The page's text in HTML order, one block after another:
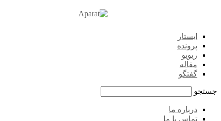
ایستار
پرونده
ریویو
مقاله
گفتگو
جستجو
درباره ما
تماس با ما